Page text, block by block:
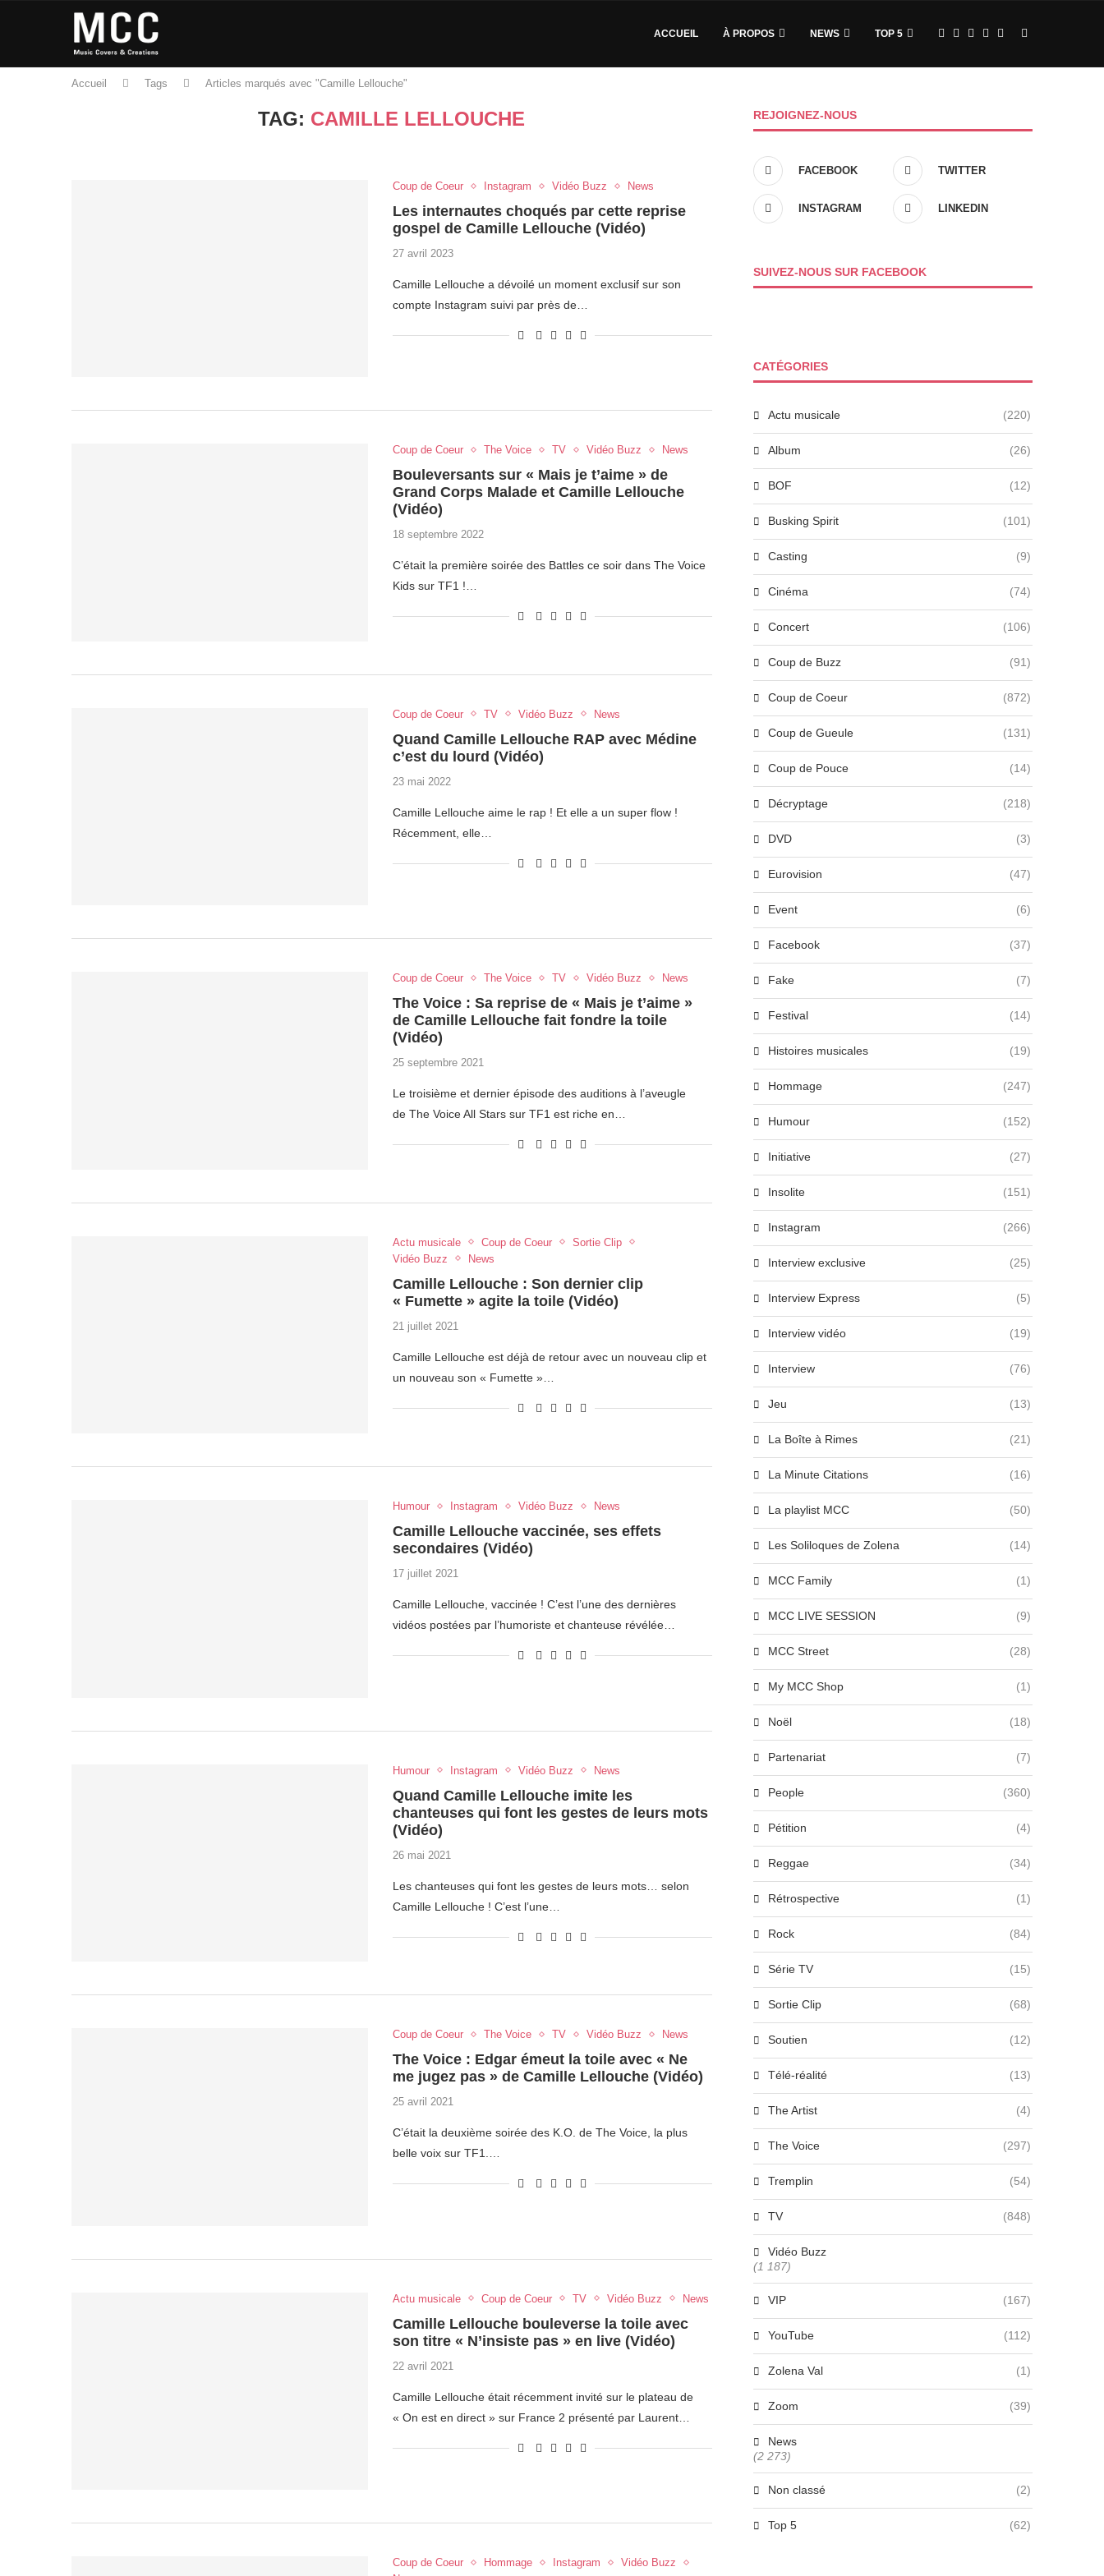
ACCUEIL À PROPOS NEWS TOP 5
Accueil Tags Articles marqués avec "Camille Lellouche"
TAG: CAMILLE LELLOUCHE
Coup de Coeur Instagram Vidéo Buzz News
Les internautes choqués par cette reprise
gospel de Camille Lellouche (Vidéo)
27 avril 2023
Camille Lellouche a dévoilé un moment exclusif sur son
compte Instagram suivi par près de…
Coup de Coeur The Voice TV Vidéo Buzz News
Bouleversants sur « Mais je t’aime » de
Grand Corps Malade et Camille Lellouche
(Vidéo)
18 septembre 2022
C’était la première soirée des Battles ce soir dans The Voice
Kids sur TF1 !…
Coup de Coeur TV Vidéo Buzz News
Quand Camille Lellouche RAP avec Médine
c’est du lourd (Vidéo)
23 mai 2022
Camille Lellouche aime le rap ! Et elle a un super flow !
Récemment, elle…
Coup de Coeur The Voice TV Vidéo Buzz News
The Voice : Sa reprise de « Mais je t’aime »
de Camille Lellouche fait fondre la toile
(Vidéo)
25 septembre 2021
Le troisième et dernier épisode des auditions à l’aveugle
de The Voice All Stars sur TF1 est riche en…
Actu musicale Coup de Coeur
Sortie Clip
Vidéo Buzz
News
Camille Lellouche : Son dernier clip
« Fumette » agite la toile (Vidéo)
21 juillet 2021
Camille Lellouche est déjà de retour avec un nouveau clip et
un nouveau son « Fumette »…
Humour Instagram Vidéo Buzz News
Camille Lellouche vaccinée, ses effets
secondaires (Vidéo)
17 juillet 2021
Camille Lellouche, vaccinée ! C’est l’une des dernières
vidéos postées par l’humoriste et chanteuse révélée…
Humour Instagram Vidéo Buzz News
Quand Camille Lellouche imite les
chanteuses qui font les gestes de leurs mots
(Vidéo)
26 mai 2021
Les chanteuses qui font les gestes de leurs mots… selon
Camille Lellouche ! C’est l’une…
Coup de Coeur The Voice TV Vidéo Buzz News
The Voice : Edgar émeut la toile avec « Ne
me jugez pas » de Camille Lellouche (Vidéo)
25 avril 2021
C’était la deuxième soirée des K.O. de The Voice, la plus
belle voix sur TF1.…
Actu musicale Coup de Coeur TV Vidéo Buzz News
Camille Lellouche bouleverse la toile avec
son titre « N’insiste pas » en live (Vidéo)
22 avril 2021
Camille Lellouche était récemment invité sur le plateau de
« On est en direct » sur France 2 présenté par Laurent…
Coup de Coeur Hommage Instagram
Vidéo Buzz
REJOIGNEZ-NOUS
FACEBOOK TWITTER
INSTAGRAM LINKEDIN
SUIVEZ-NOUS SUR FACEBOOK
CATÉGORIES
Actu musicale (220)
Album (26)
BOF (12)
Busking Spirit (101)
Casting (9)
Cinéma (74)
Concert (106)
Coup de Buzz (91)
Coup de Coeur (872)
Coup de Gueule (131)
Coup de Pouce (14)
Décryptage (218)
DVD (3)
Eurovision (47)
Event (6)
Facebook (37)
Fake (7)
Festival (14)
Histoires musicales (19)
Hommage (247)
Humour (152)
Initiative (27)
Insolite (151)
Instagram (266)
Interview exclusive (25)
Interview Express (5)
Interview vidéo (19)
Interview (76)
Jeu (13)
La Boîte à Rimes (21)
La Minute Citations (16)
La playlist MCC (50)
Les Soliloques de Zolena (14)
MCC Family (1)
MCC LIVE SESSION (9)
MCC Street (28)
My MCC Shop (1)
Noël (18)
Partenariat (7)
People (360)
Pétition (4)
Reggae (34)
Rétrospective (1)
Rock (84)
Série TV (15)
Sortie Clip (68)
Soutien (12)
Télé-réalité (13)
The Artist (4)
The Voice (297)
Tremplin (54)
TV (848)
Vidéo Buzz
(1 187)
VIP (167)
YouTube (112)
Zolena Val (1)
Zoom (39)
News
(2 273)
Non classé (2)
Top 5 (62)